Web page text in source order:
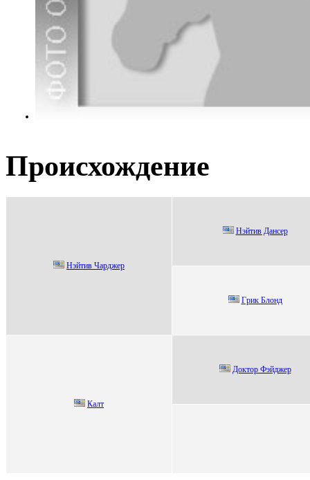
Происхождение
Hэйтив Чарджер
Нэйтив Дaнсер
Гpик Блонд
Кaлт
Доктор Фэйджeр